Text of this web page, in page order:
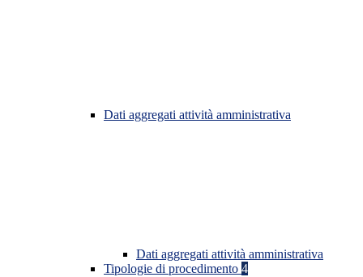
Dati aggregati attività amministrativa
Dati aggregati attività amministrativa
Tipologie di procedimento 4